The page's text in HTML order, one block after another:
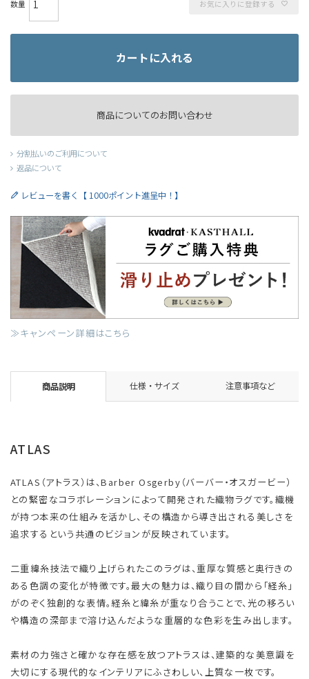
お気に入りに登録する
カートに入れる
商品についてのお問い合わせ
分割払いのご利用について
返品について
レビューを書く【 1000ポイント進呈中！】
≫キャンペーン詳細はこちら
商品説明 仕様・サイズ 注意事項など
ATLAS
ATLAS（アトラス）は、Barber Osgerby（バーバー・オスガービー）
との緊密なコラボレーションによって開発された織物ラグです。織機
が持つ本来の仕組みを活かし、その構造から導き出される美しさを
追求するという共通のビジョンが反映されています。
二重緯糸技法で織り上げられたこのラグは、重厚な質感と奥行きの
ある色調の変化が特徴です。最大の魅力は、織り目の間から「経糸」
がのぞく独創的な表情。経糸と緯糸が重なり合うことで、光の移ろい
や構造の深部まで溶け込んだような重層的な色彩を生み出します。
素材の力強さと確かな存在感を放つアトラスは、建築的な美意識を
大切にする現代的なインテリアにふさわしい、上質な一枚です。